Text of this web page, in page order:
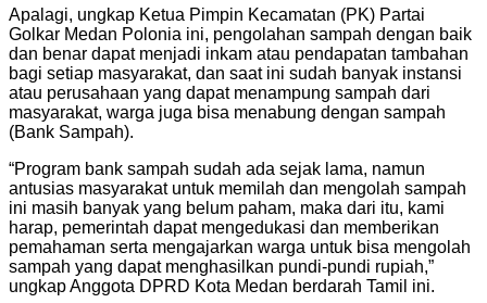
Apalagi, ungkap Ketua Pimpin Kecamatan (PK) Partai
Golkar Medan Polonia ini, pengolahan sampah dengan baik
dan benar dapat menjadi inkam atau pendapatan tambahan
bagi setiap masyarakat, dan saat ini sudah banyak instansi
atau perusahaan yang dapat menampung sampah dari
masyarakat, warga juga bisa menabung dengan sampah
(Bank Sampah).
“Program bank sampah sudah ada sejak lama, namun
antusias masyarakat untuk memilah dan mengolah sampah
ini masih banyak yang belum paham, maka dari itu, kami
harap, pemerintah dapat mengedukasi dan memberikan
pemahaman serta mengajarkan warga untuk bisa mengolah
sampah yang dapat menghasilkan pundi-pundi rupiah,”
ungkap Anggota DPRD Kota Medan berdarah Tamil ini.